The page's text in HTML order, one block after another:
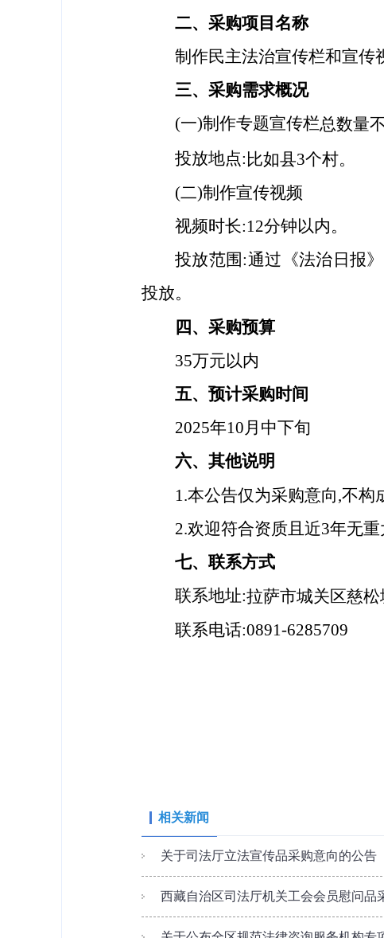
二、采购项目名称
制作民主法治宣传栏和宣传
三、采购需求概况
(一)制作专题宣传栏总数量
投放地点: 比如县3个村。
(二)制作宣传视频
视频时长:12分钟以内。
投放范围 :通过 《法治日报
投放。
四、 采购预算
35万元以内
五、 预计采购时间
2025年10月中下旬
六、其他说明
1.本公告仅为采购意向,不构
2.欢迎符合资质且近3年无
七、联系方式
联系地址:拉萨市城关区慈松
联系电话:0891-6285709
相关新闻
关于司法厅立法宣传品采购意向的公告
西藏自治区司法厅机关工会会员慰问品